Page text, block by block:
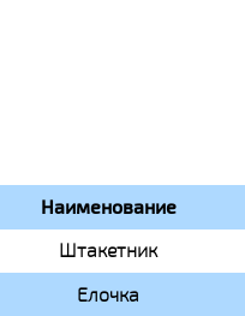
Наименование
Штакетник
Елочка